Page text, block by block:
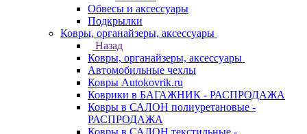
Обвесы и аксессуары
Подкрылки
Ковры, органайзеры, аксессуары
Назад
Ковры, органайзеры, аксессуары
Автомобильные чехлы
Ковры Autokovrik.ru
Коврики в БАГАЖНИК - РАСПРОДАЖА
Ковры в САЛОН полиуретановые -
РАСПРОДАЖА
Ковры в САЛОН текстильные -